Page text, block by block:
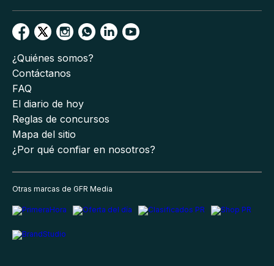
¿Quiénes somos?
Contáctanos
FAQ
El diario de hoy
Reglas de concursos
Mapa del sitio
¿Por qué confiar en nosotros?
Otras marcas de GFR Media